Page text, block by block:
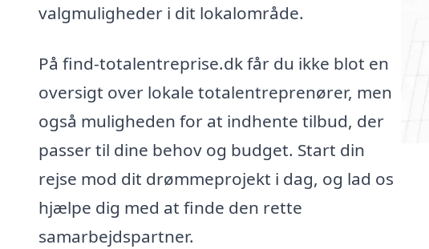
valgmuligheder i dit lokalområde.
På find-totalentreprise.dk får du ikke blot en
oversigt over lokale totalentreprenører, men
også muligheden for at indhente tilbud, der
passer til dine behov og budget. Start din
rejse mod dit drømmeprojekt i dag, og lad os
hjælpe dig med at finde den rette
samarbejdspartner.